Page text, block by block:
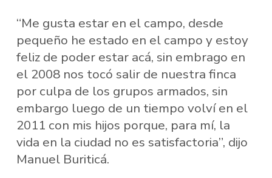
“Me gusta estar en el campo, desde
pequeño he estado en el campo y estoy
feliz de poder estar acá, sin embrago en
el 2008 nos tocó salir de nuestra finca
por culpa de los grupos armados, sin
embargo luego de un tiempo volví en el
2011 con mis hijos porque, para mí, la
vida en la ciudad no es satisfactoria”, dijo
Manuel Buriticá.